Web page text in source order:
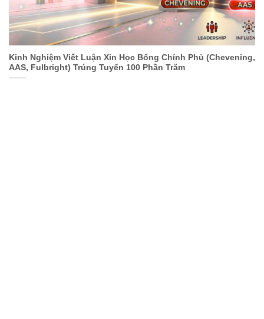
Kinh Nghiệm Viết Luận Xin Học Bổng Chính Phủ (Chevening,
AAS, Fulbright) Trúng Tuyển 100 Phần Trăm